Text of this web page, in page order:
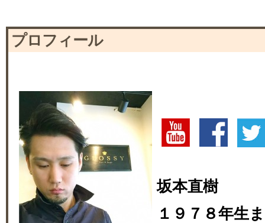
プロフィール
坂本直樹
１９７８年生